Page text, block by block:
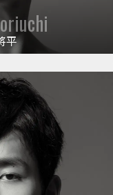
平